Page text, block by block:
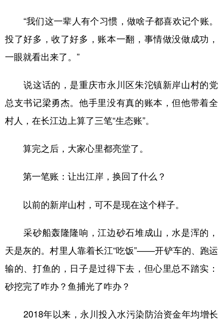
“我们这一辈人有个习惯，做啥子都喜欢记个账。
投了好多，收了好多，账本一翻，事情做没做成功，
一眼就看出来了。”
说这话的，是重庆市永川区朱沱镇新岸山村的党
总支书记梁勇杰。他手里没有真的账本，但他带着全
村人，在长江边上算了三笔“生态账”。
算完之后，大家心里都亮堂了。
第一笔账：让出江岸，换回了什么？
以前的新岸山村，可不是现在这个样子。
采砂船轰隆隆响，江边砂石堆成山，水是浑的，
天是灰的。村里人靠着长江“吃饭”——开铲车的、跑运
输的、打鱼的，日子是过得下去，但心里总不踏实：
砂挖完了咋办？鱼捕光了咋办？
2018年以来，永川投入水污染防治资金年均增长